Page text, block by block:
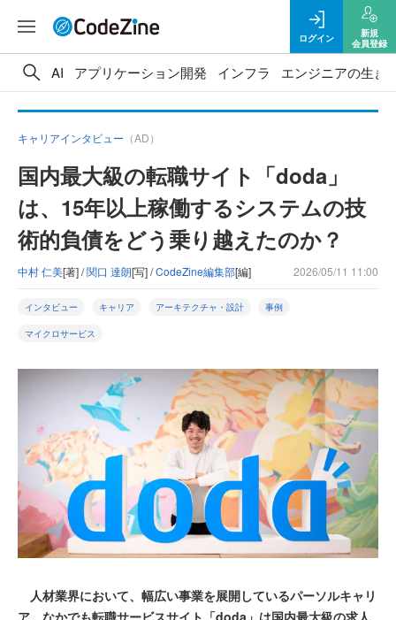
ログイン
新規
会員登録
AI アプリケーション開発 インフラ エンジニアの生き
キャリアインタビュー （AD）
国内最大級の転職サイト「doda」
は、15年以上稼働するシステムの技
術的負債をどう乗り越えたのか？
中村 仁美[著] /関口 達朗[写] /CodeZine編集部[編] 2026/05/11 11:00
インタビュー キャリア アーキテクチャ・設計 事例
マイクロサービス
人材業界において、幅広い事業を展開しているパーソルキャリ